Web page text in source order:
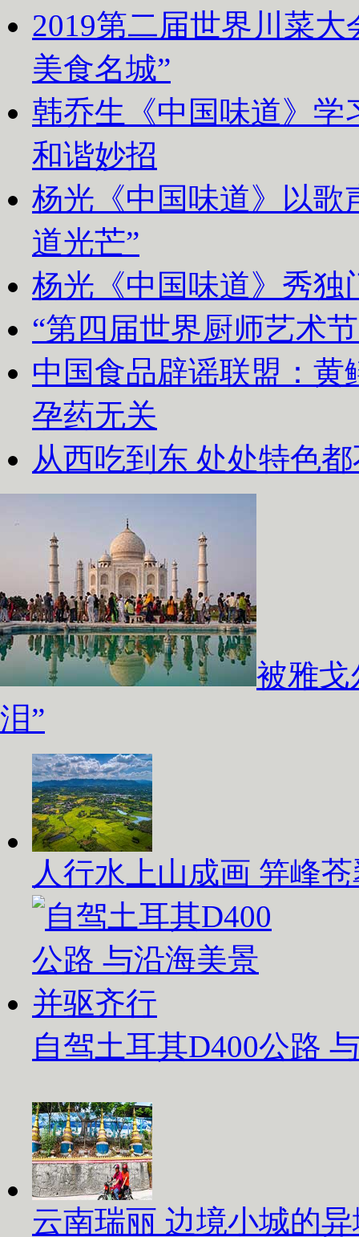
2019第二届世界川菜
美食名城”
韩乔生《中国味道》学
和谐妙招
杨光《中国味道》以歌
道光芒”
杨光《中国味道》秀独
“第四届世界厨师艺术
中国食品辟谣联盟：
孕药无关
从西吃到东 处处特色
被雅戈
泪”
人行水上山成画 笄峰
自驾土耳其D400公路
云南瑞丽 边境小城的